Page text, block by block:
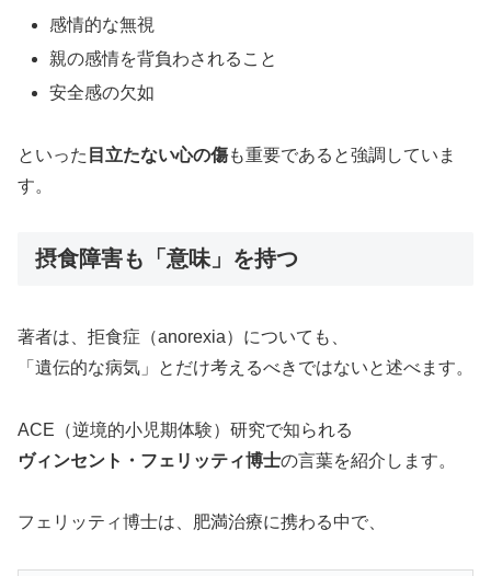
感情的な無視
親の感情を背負わされること
安全感の欠如
といった 目立たない心の傷も重要であると強調していま
す。
摂食障害も「意味」を持つ
著者は、拒食症（anorexia）についても、
「遺伝的な病気」とだけ考えるべきではないと述べます。
ACE（逆境的小児期体験）研究で知られる
ヴィンセント・フェリッティ博士の言葉を紹介します。
フェリッティ博士は、肥満治療に携わる中で、